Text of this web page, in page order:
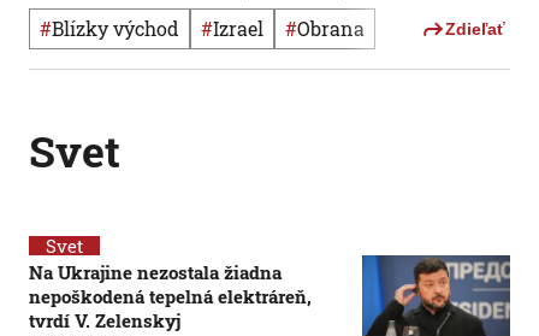
# Blízky východ # Izrael # obrana Zdieľať
Svet
Svet
Na Ukrajine nezostala žiadna
nepoškodená tepelná elektráreň,
tvrdí V. Zelenskyj